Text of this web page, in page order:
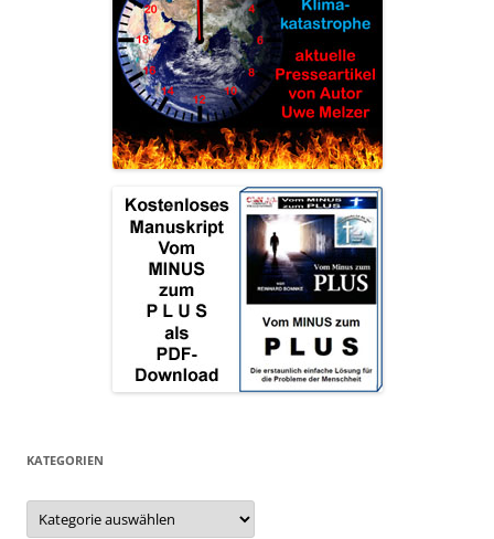
KATEGORIEN
Kategorien